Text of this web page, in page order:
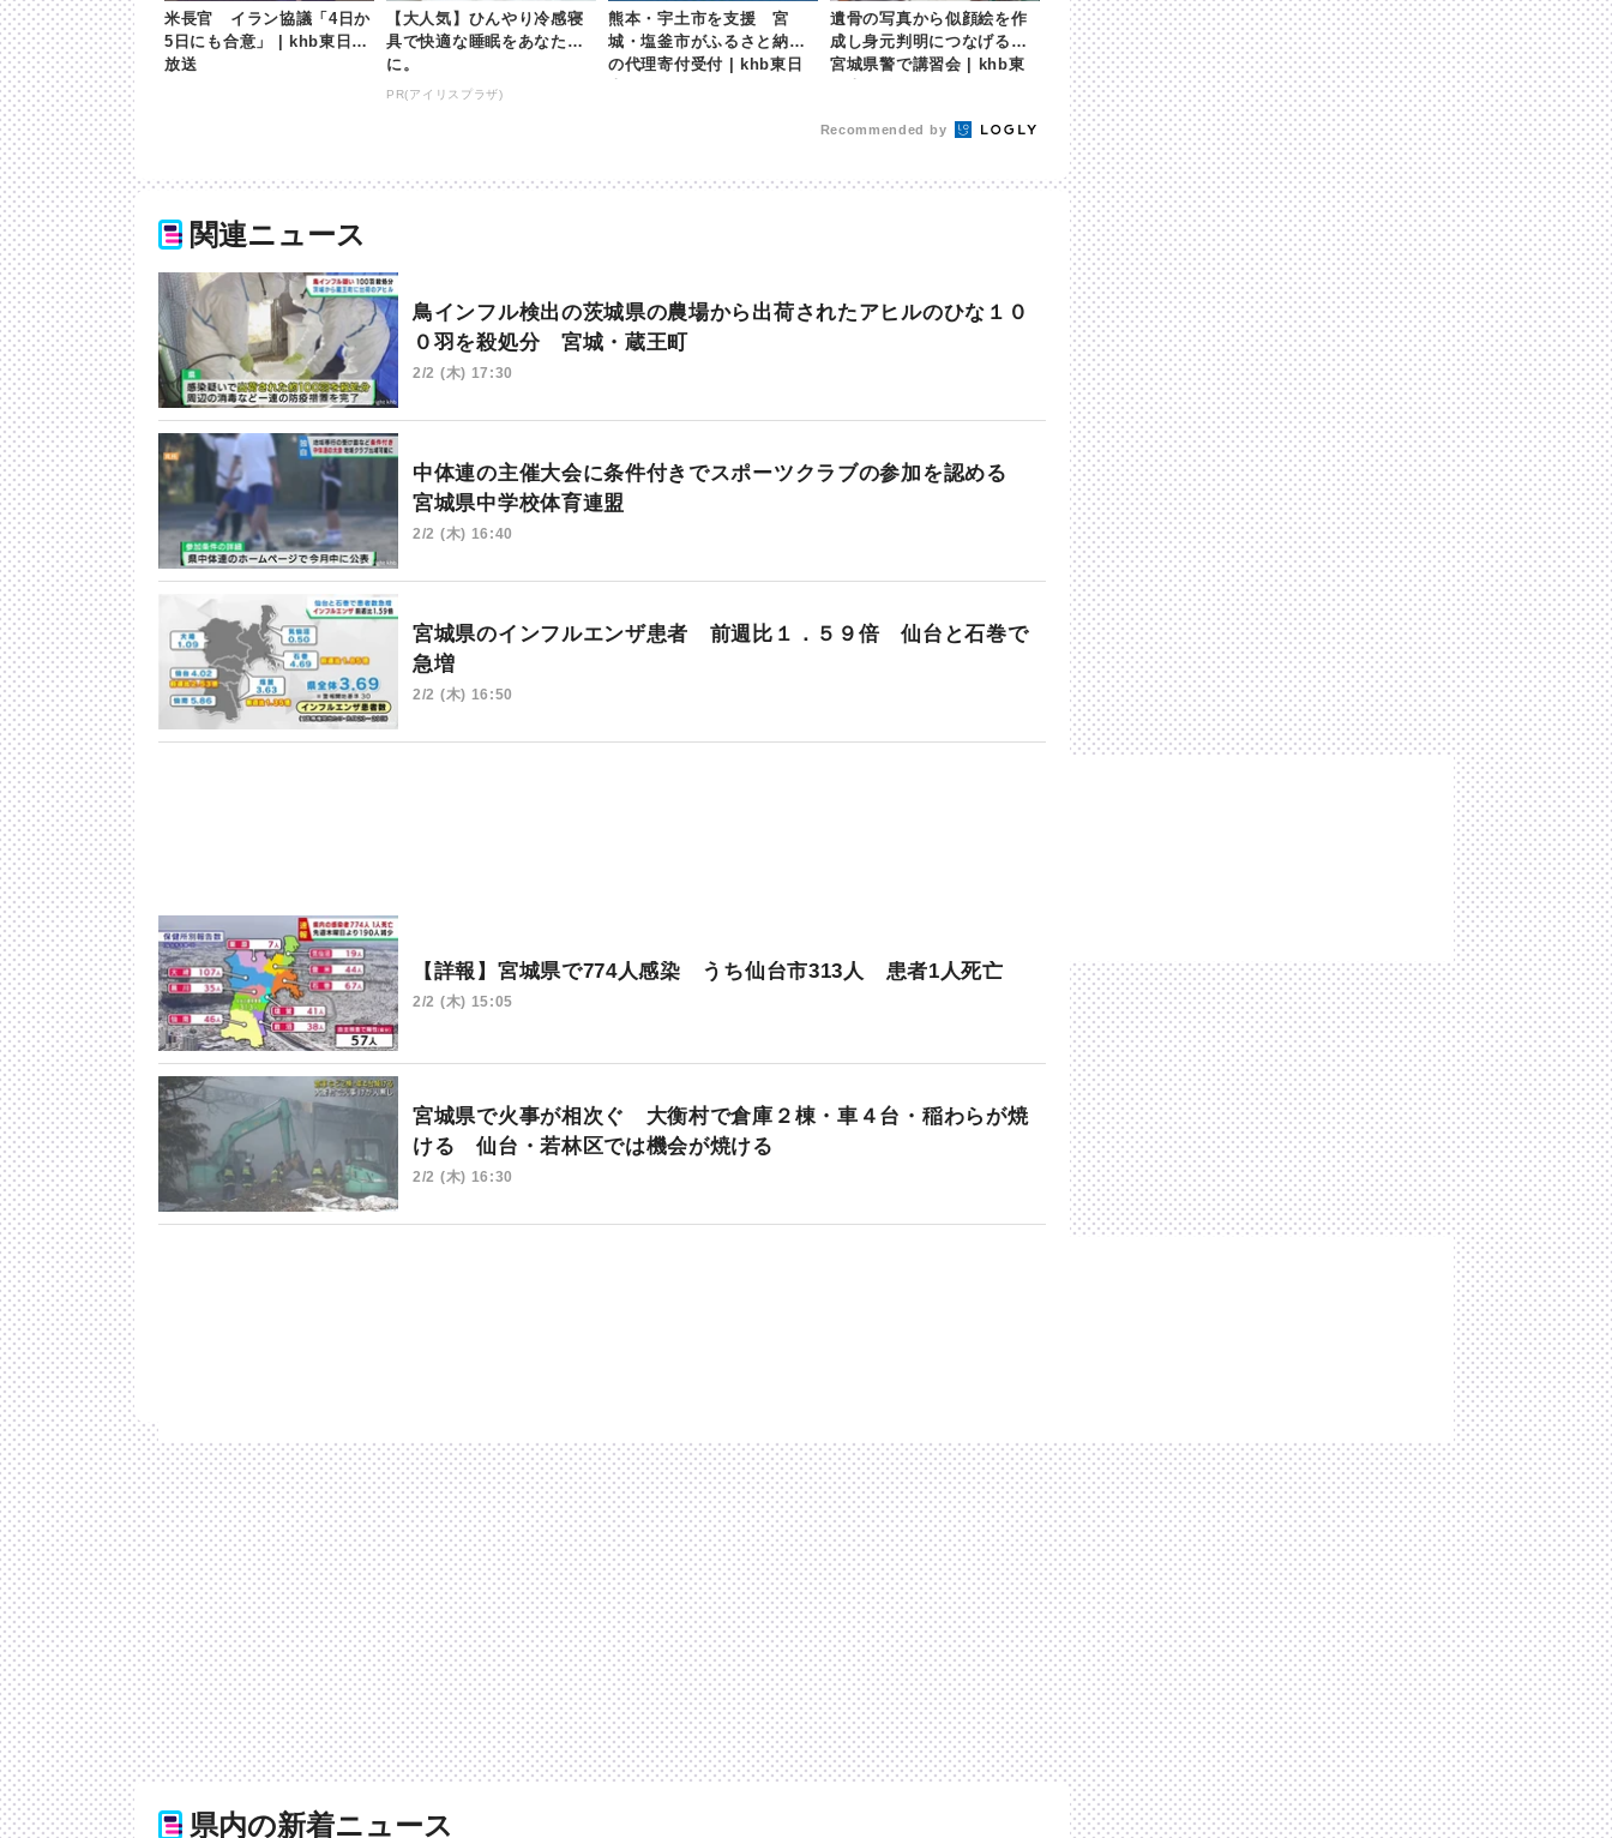
米長官 イラン協議「4日か
5日にも合意」 | khb東日本
放送
【大人気】ひんやり冷感寝
具で快適な睡眠をあなた
に。
PR(アイリスプラザ)
熊本・宇土市を支援 宮
城・塩釜市がふるさと納税
の代理寄付受付 | khb東日
遺骨の写真から似顔絵を作
成し身元判明につなげる
宮城県警で講習会 | khb東
Recommended by
関連ニュース
鳥インフル検出の茨城県の農場から出荷されたアヒルのひな１０
０羽を殺処分 宮城・蔵王町
2/2 (木) 17:30
中体連の主催大会に条件付きでスポーツクラブの参加を認める
宮城県中学校体育連盟
2/2 (木) 16:40
宮城県のインフルエンザ患者 前週比１．５９倍 仙台と石巻で
急増
2/2 (木) 16:50
【詳報】宮城県で774人感染 うち仙台市313人 患者1人死亡
2/2 (木) 15:05
宮城県で火事が相次ぐ 大衡村で倉庫２棟・車４台・稲わらが焼
ける 仙台・若林区では機会が焼ける
2/2 (木) 16:30
県内の新着ニュース